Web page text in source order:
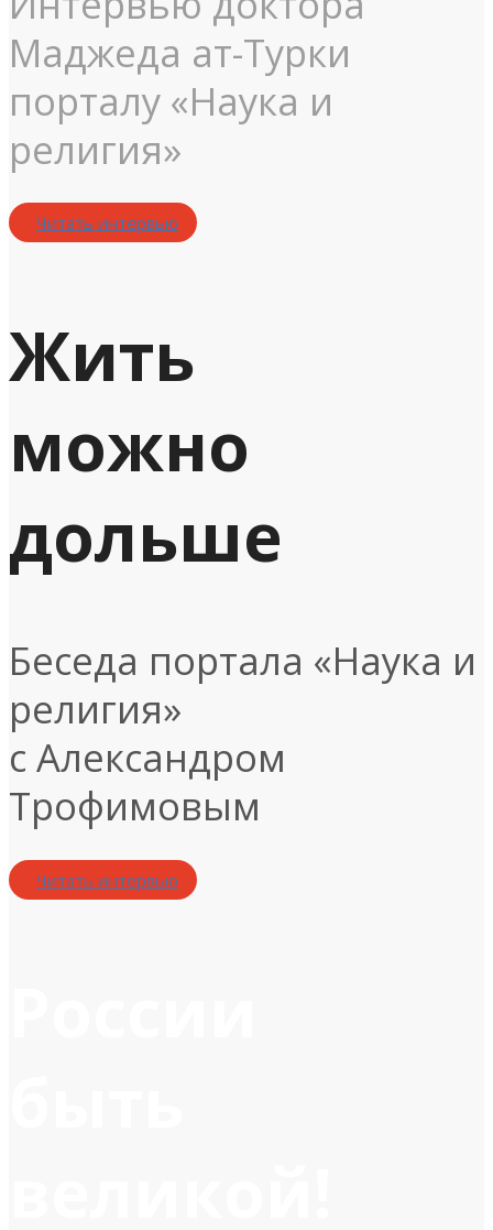
Маджеда ат-Турки
порталу «Наука и
религия»
Читать интервью
Жить
можно
дольше
Беседа портала «Наука и
религия»
с Александром
Трофимовым
Читать интервью